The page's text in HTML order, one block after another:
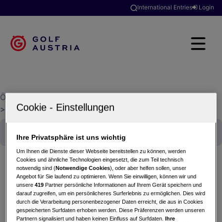
International Entries Login
Österreichischer Golfverband
>
GC Kobaldhof-Ramsau/Dachstein
Alle Aktuelle Turniere
Vergangene Turniere
Ihre Privatsphäre ist uns wichtig
Um Ihnen die Dienste dieser Webseite bereitstellen zu können, werden
Cookies und ähnliche Technologien eingesetzt, die zum Teil technisch
notwendig sind (Notwendige Cookies), oder aber helfen sollen, unser
Angebot für Sie laufend zu optimieren. Wenn Sie einwilligen, können wir und
unsere419 Partner persönliche Informationen auf Ihrem Gerät speichern und
darauf zugreifen, um ein persönlicheres Surferlebnis zu ermöglichen. Dies wird
durch die Verarbeitung personenbezogener Daten erreicht, die aus in Cookies
gespeicherten Surfdaten erhoben werden. Diese Präferenzen werden unseren
Partnern signalisiert und haben keinen Einfluss auf Surfdaten.Ihre